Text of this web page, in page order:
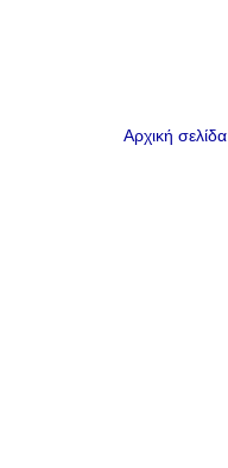
Αρχική σελίδα